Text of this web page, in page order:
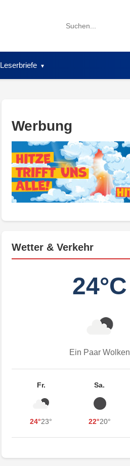
Search
Leserbriefe
Werbung
Wetter & Verkehr
24°C
Ein Paar Wolken
Fr.
24°23°
Sa.
22°20°